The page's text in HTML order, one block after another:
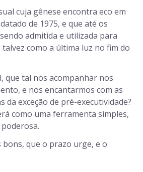
cuja gênese encontra eco em
de 1975, e que até os
admitida e utilizada para
como a última luz no fim do
que tal nos acompanhar nos
e nos encantarmos com as
da exceção de pré-executividade?
como uma ferramenta simples,
bons, que o prazo urge, e o